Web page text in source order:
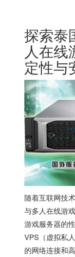
探索泰
人在线
定性与
随着互联网技
与多人在线游
游戏服务器的
VPS（虚拟私
的网络连接和